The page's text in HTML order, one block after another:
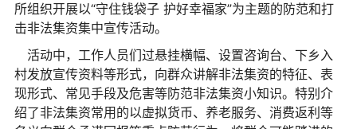
所组织开展以“守住钱袋子 护好幸福家”为主题的防范和打
击非法集资集中宣传活动。
活动中，工作人员们过悬挂横幅、设置咨询台、下乡入
村发放宣传资料等形式，向群众讲解非法集资的特征、表
现形式、常见手段及危害等防范非法集资小知识。特别介
绍了非法集资常用的以虚拟货币、养老服务、消费返利等